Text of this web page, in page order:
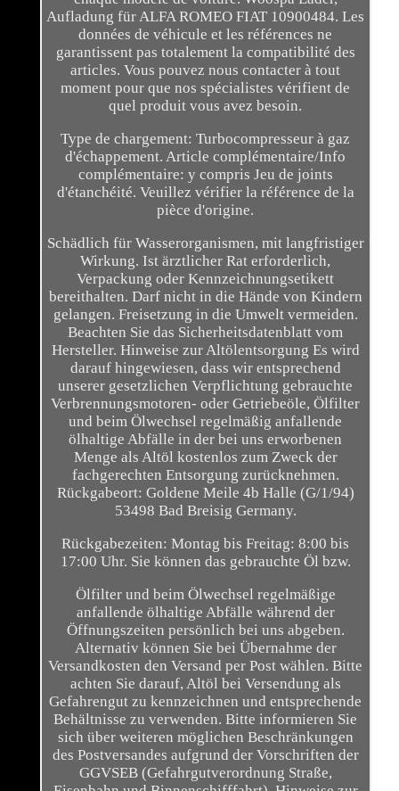
Aufladung für ALFA ROMEO FIAT 10900484. Les
données de véhicule et les références ne
garantissent pas totalement la compatibilité des
articles. Vous pouvez nous contacter à tout
moment pour que nos spécialistes vérifient de
quel produit vous avez besoin.
Type de chargement: Turbocompresseur à gaz
d'échappement. Article complémentaire/Info
complémentaire: y compris Jeu de joints
d'étanchéité. Veuillez vérifier la référence de la
pièce d'origine.
Schädlich für Wasserorganismen, mit langfristiger
Wirkung. Ist ärztlicher Rat erforderlich,
Verpackung oder Kennzeichnungsetikett
bereithalten. Darf nicht in die Hände von Kindern
gelangen. Freisetzung in die Umwelt vermeiden.
Beachten Sie das Sicherheitsdatenblatt vom
Hersteller. Hinweise zur Altölentsorgung Es wird
darauf hingewiesen, dass wir entsprechend
unserer gesetzlichen Verpflichtung gebrauchte
Verbrennungsmotoren- oder Getriebeöle, Ölfilter
und beim Ölwechsel regelmäßig anfallende
ölhaltige Abfälle in der bei uns erworbenen
Menge als Altöl kostenlos zum Zweck der
fachgerechten Entsorgung zurücknehmen.
Rückgabeort: Goldene Meile 4b Halle (G/1/94)
53498 Bad Breisig Germany.
Rückgabezeiten: Montag bis Freitag: 8:00 bis
17:00 Uhr. Sie können das gebrauchte Öl bzw.
Ölfilter und beim Ölwechsel regelmäßige
anfallende ölhaltige Abfälle während der
Öffnungszeiten persönlich bei uns abgeben.
Alternativ können Sie bei Übernahme der
Versandkosten den Versand per Post wählen. Bitte
achten Sie darauf, Altöl bei Versendung als
Gefahrengut zu kennzeichnen und entsprechende
Behältnisse zu verwenden. Bitte informieren Sie
sich über weiteren möglichen Beschränkungen
des Postversandes aufgrund der Vorschriften der
GGVSEB (Gefahrgutverordnung Straße,